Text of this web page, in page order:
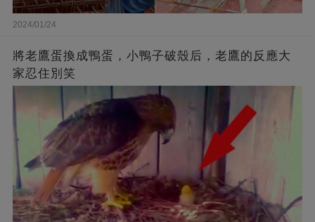
2024/01/24
將老鷹蛋換成鴨蛋，小鴨子破殼后，老鷹的反應大
家忍住別笑